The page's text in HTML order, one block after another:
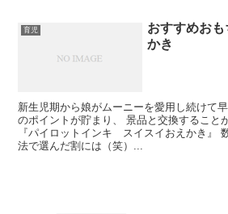
育児
おすすめお
かき
新生児期から娘がムーニーを愛用し続けて
のポイントが貯まり、 景品と交換すること
『パイロットインキ スイスイおえかき』
法で選んだ割には（笑）...